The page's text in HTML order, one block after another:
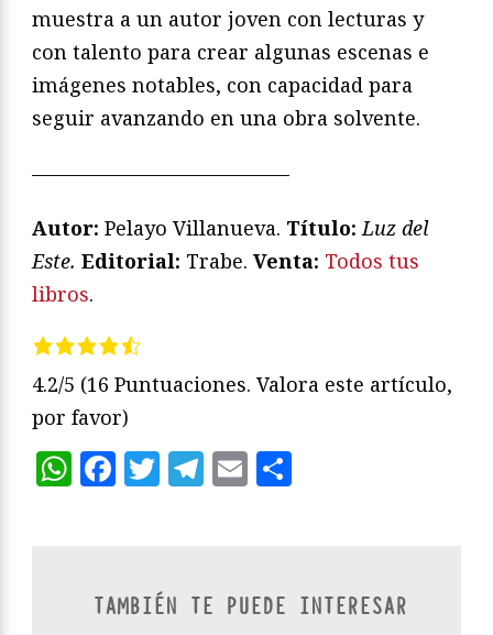
muestra a un autor joven con lecturas y
con talento para crear algunas escenas e
imágenes notables, con capacidad para
seguir avanzando en una obra solvente.
—————————————
Autor: Pelayo Villanueva. Título: Luz del
Este. Editorial: Trabe. Venta: Todos tus
libros.
4.2/5 (16 Puntuaciones. Valora este artículo,
por favor)
WhatsApp
Facebook
Twitter
Telegram
Email
TAMBIÉN TE PUEDE INTERESAR